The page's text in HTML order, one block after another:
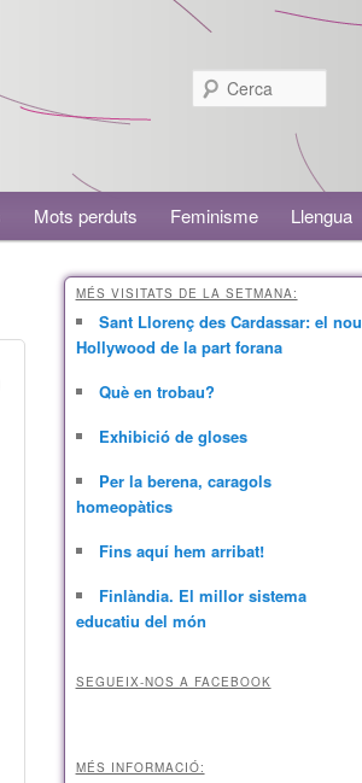
Mots perduts Feminisme Llengua
MÉS VISITATS DE LA SETMANA:
Sant Llorenç des Cardassar: el nou
Hollywood de la part forana
Què en trobau?
Exhibició de gloses
Per la berena, caragols
homeopàtics
Fins aquí hem arribat!
Finlàndia. El millor sistema
educatiu del món
SEGUEIX-NOS A FACEBOOK
MÉS INFORMACIÓ: